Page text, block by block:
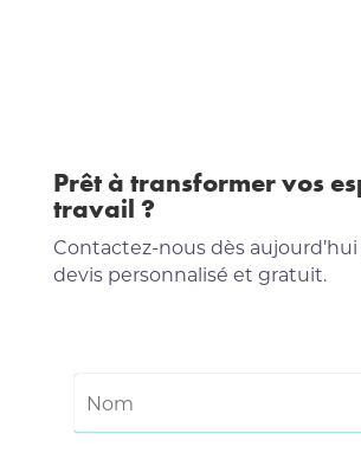
Prêt à transformer vos
travail ?
Contactez-nous dès
devis personnalisé et gratuit.